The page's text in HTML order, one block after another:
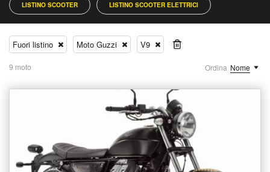
LISTINO SCOOTER LISTINO SCOOTER ELETTRICI
Fuori listino Moto Guzzi V9
9 moto Ordina Nome